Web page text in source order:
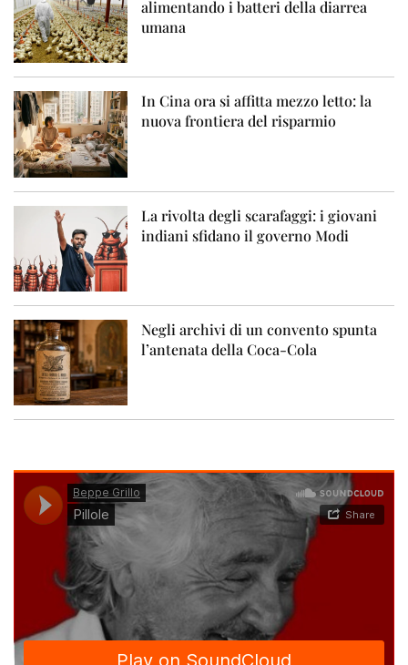
alimentando i batteri della diarrea
umana
In Cina ora si affitta mezzo letto: la
nuova frontiera del risparmio
La rivolta degli scarafaggi: i giovani
indiani sfidano il governo Modi
Negli archivi di un convento spunta
l’antenata della Coca-Cola